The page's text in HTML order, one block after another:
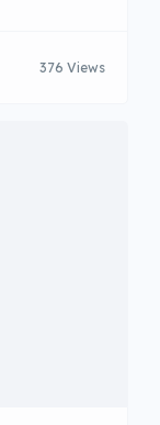
376 Views